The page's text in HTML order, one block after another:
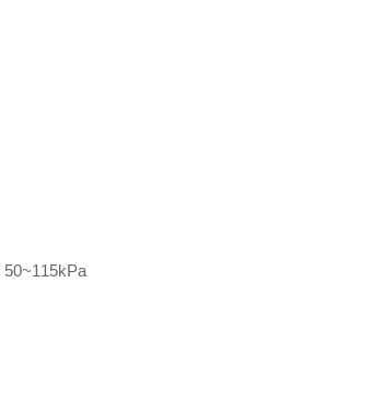
50~115kPa